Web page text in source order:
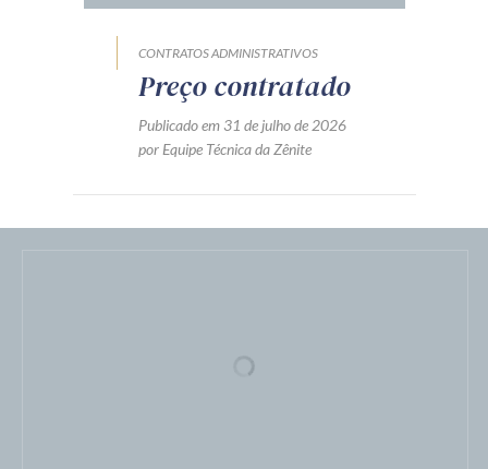
CONTRATOS ADMINISTRATIVOS
Preço contratado
Publicado em 31 de julho de 2026
por Equipe Técnica da Zênite